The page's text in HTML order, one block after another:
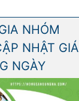
NHÓM
NHẬT GIÁ
NGÀY